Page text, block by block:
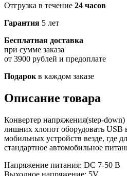
Отгрузка в течение 24 часов
Гарантия 5 лет
Бесплатная доставка
при сумме заказа
от 3900 рублей и предоплате
Подарок в каждом заказе
Описание товара
Конвертер напряжения(step-down)
лишних хлопот оборудовать USB
мобильных устройств везде, где
стандартное автомобильное
Напряжение питания: DC 7-50 В
Выходное напряжение: 5V